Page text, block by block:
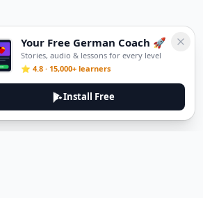
Your Free German Coach 🚀
Stories, audio & lessons for every level
⭐ 4.8 · 15,000+ learners
Install Free